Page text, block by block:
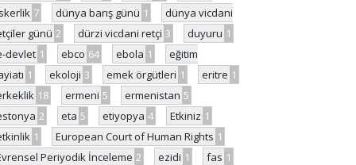
7 dünya barış günü 1
dünya vicdani
günü 2 dürzi vicdani retçi 3 duyuru 1
devlet 1 ebco 64 ebola 1
eğitim
1 ekoloji 3 emek örgütleri 1 eritre 1
18 ermeni 5 ermenistan 5
2 eta 5 etiyopya 4 Etkiniz 1
1 European Court of Human Rights 1
Periyodik İnceleme 2 ezidi 1 fas 1